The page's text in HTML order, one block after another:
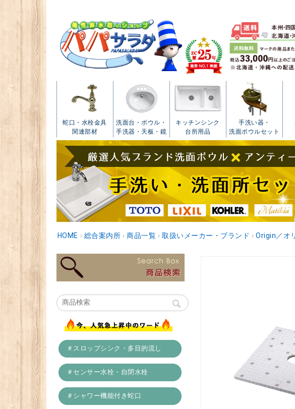
蛇口・水栓金具
関連部材
洗面台・ボウル・
手洗器・天板・鏡
キッチンシンク
台所用品
手洗い器・
洗面ボウルセット
HOME › 総合案内所 › 商品一覧 › 取扱いメーカー・ブランド › Origin／オ
＃スロップシンク・多目的流し
＃センサー水栓・自閉水栓
＃シャワー機能付き蛇口